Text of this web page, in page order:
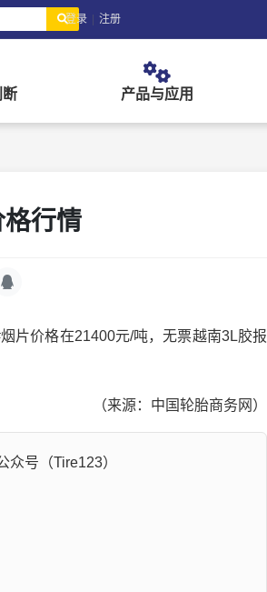
登录 | 注册
产品与应用
行情
价格在21400元/吨，无票越南3L胶报
（来源：中国轮胎商务网）
号（Tire123）